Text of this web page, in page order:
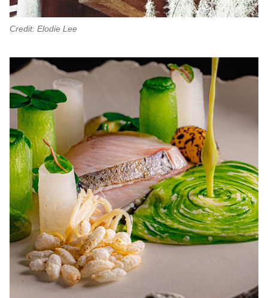
Credit: Elodie Lee